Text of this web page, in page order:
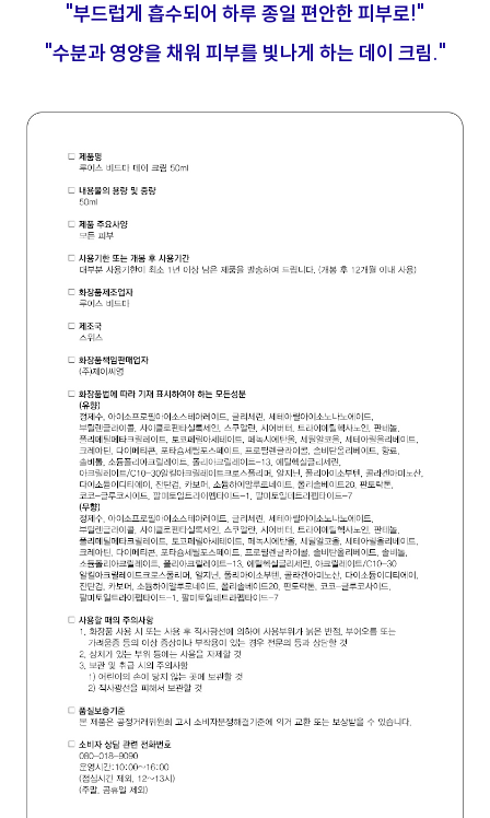
"부드럽게 흡수되어 하루 종일 편안한 피부로!"
"수분과 영양을 채워 피부를 빛나게 하는 데이 크림."